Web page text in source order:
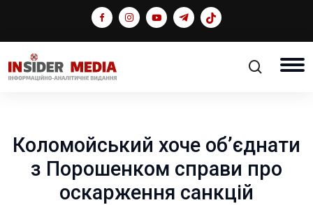
Коломойський хоче обʼєднати
з Порошенком справи про
оскарження санкцій